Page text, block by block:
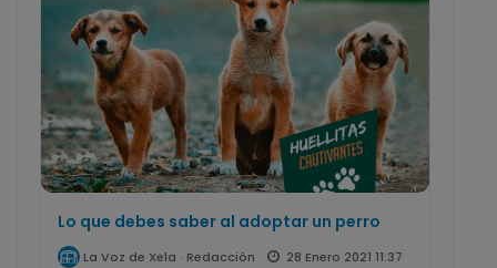
Lo que debes saber al adoptar un perro
La Voz de Xela · Redacción 28 Enero 2021 11:37